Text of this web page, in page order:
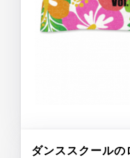
ダンススクール